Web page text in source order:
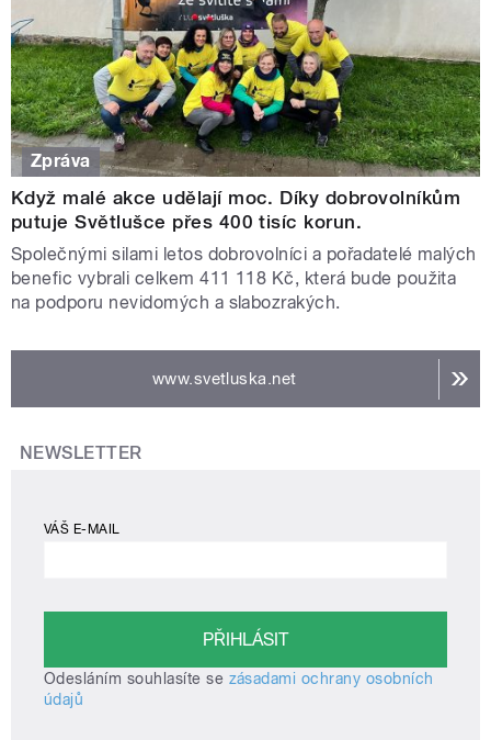
Zpráva
Když malé akce udělají moc. Díky dobrovolníkům
putuje Světlušce přes 400 tisíc korun.
Společnými silami letos dobrovolníci a pořadatelé malých
benefic vybrali celkem 411 118 Kč, která bude použita
na podporu nevidomých a slabozrakých.
www.svetluska.net
NEWSLETTER
VÁŠ E-MAIL
Odesláním souhlasíte se zásadami ochrany osobních
údajů